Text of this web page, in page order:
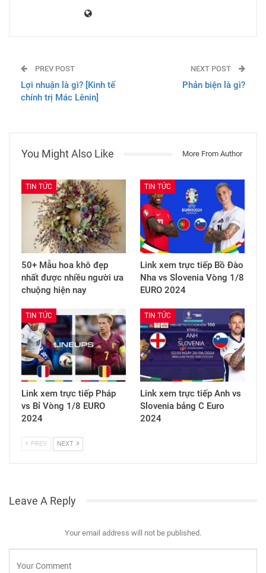
PREV POST
Lợi nhuận là gì? [Kinh tế
chính trị Mác Lênin]
NEXT POST
Phản biện là gì?
You Might Also Like More From Author
TIN TỨC
50+ Mẫu hoa khô đẹp
nhất được nhiều người ưa
chuộng hiện nay
TIN TỨC
Link xem trực tiếp Bồ Đào
Nha vs Slovenia Vòng 1/8
EURO 2024
TIN TỨC
Link xem trực tiếp Pháp
vs Bỉ Vòng 1/8 EURO
2024
TIN TỨC
Link xem trực tiếp Anh vs
Slovenia bảng C Euro
2024
PREV NEXT
Leave A Reply
Your email address will not be published.